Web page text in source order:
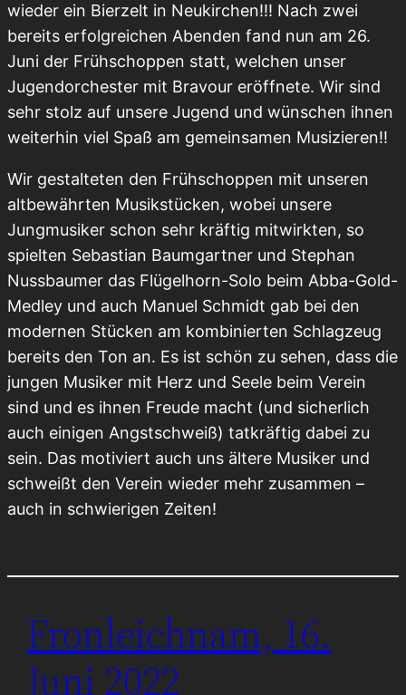
wieder ein Bierzelt in Neukirchen!!! Nach zwei
bereits erfolgreichen Abenden fand nun am 26.
Juni der Frühschoppen statt, welchen unser
Jugendorchester mit Bravour eröffnete. Wir sind
sehr stolz auf unsere Jugend und wünschen ihnen
weiterhin viel Spaß am gemeinsamen Musizieren!!
Wir gestalteten den Frühschoppen mit unseren
altbewährten Musikstücken, wobei unsere
Jungmusiker schon sehr kräftig mitwirkten, so
spielten Sebastian Baumgartner und Stephan
Nussbaumer das Flügelhorn-Solo beim Abba-Gold-
Medley und auch Manuel Schmidt gab bei den
modernen Stücken am kombinierten Schlagzeug
bereits den Ton an. Es ist schön zu sehen, dass die
jungen Musiker mit Herz und Seele beim Verein
sind und es ihnen Freude macht (und sicherlich
auch einigen Angstschweiß) tatkräftig dabei zu
sein. Das motiviert auch uns ältere Musiker und
schweißt den Verein wieder mehr zusammen –
auch in schwierigen Zeiten!
Fronleichnam, 16.
Juni 2022